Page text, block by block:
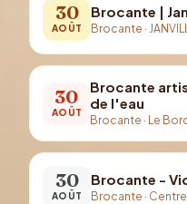
30
AOÛT
Brocante |
Brocante ·
30
AOÛT
Brocante
de l'eau
Brocante · Le
30
AOÛT
Brocante -
Brocante ·